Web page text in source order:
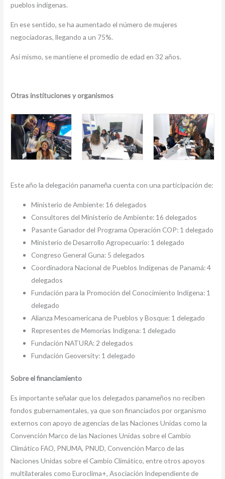
pueblos indígenas.
En ese sentido, se ha aumentado el número de mujeres
negociadoras, llegando a un 75%.
Así mismo, se mantiene el promedio de edad en 32 años.
Otras instituciones y organismos
Este año la delegación panameña cuenta con una participación de:
Ministerio de Ambiente: 16 delegados
Consultores del Ministerio de Ambiente: 16 delegados
Pasante Ganador del Programa Operación COP: 1 delegado
Ministerio de Desarrollo Agropecuario: 1 delegado
Congreso General Guna: 5 delegados
Coordinadora Nacional de Pueblos Indígenas de Panamá: 4
delegados
Fundación para la Promoción del Conocimiento Indígena: 1
delegado
Alianza Mesoamericana de Pueblos y Bosque: 1 delegado
Representes de Memorias Indígena: 1 delegado
Fundación NATURA: 2 delegados
Fundación Geoversity: 1 delegado
Sobre el financiamiento
Es importante señalar que los delegados panameños no reciben
fondos gubernamentales, ya que son financiados por organismo
externos con apoyo de agencias de las Naciones Unidas como la
Convención Marco de las Naciones Unidas sobre el Cambio
Climático FAO, PNUMA, PNUD, Convención Marco de las
Naciones Unidas sobre el Cambio Climático, entre otros apoyos
multilaterales como Euroclima+, Asociación Independiente de